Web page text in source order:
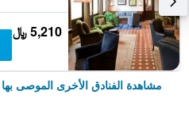
5,210 ﷼
مشاهدة الفنادق الأخرى الموصى بها